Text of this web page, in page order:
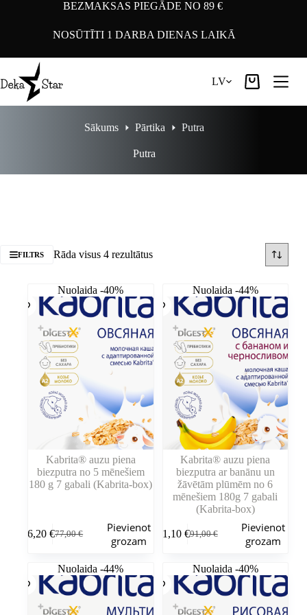
BEZMAKSAS PIEGĀDE NO 89 €
NOSŪTĪTI 1 DARBA DIENAS LAIKĀ
LV
Iepirkumu
Sākums Pārtika Putra
Putra
FILTRS Rāda visus 4 rezultātus
Nuolaida -40%
Kabrita® auzu piena
biezputra no 5 mēnešiem
180 g 7 gabali (Kabrita-box)
77,00€
Sākotnējā
bija:
77,00 €.
46,20€Pašreizējā
ir:
46,20 €.
Pievienot
grozam
Nuolaida -44%
Kabrita® auzu piena
biezputra ar banānu un
žāvētām plūmēm no 6
mēnešiem 180g 7 gabali
(Kabrita-box)
91,00€
Sākotnējā
bija:
91,00 €.
51,10 €Pašreizējā
ir:
51,10 €.
Pievienot
grozam
Nuolaida -44% Nuolaida -40%